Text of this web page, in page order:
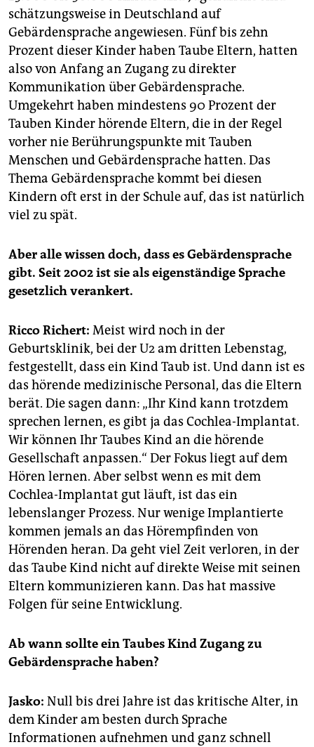
schätzungsweise in Deutschland auf
Gebärdensprache angewiesen. Fünf bis zehn
Prozent dieser Kinder haben Taube Eltern, hatten
also von Anfang an Zugang zu direkter
Kommunikation über Gebärdensprache.
Umgekehrt haben mindestens 90 Prozent der
Tauben Kinder hörende Eltern, die in der Regel
vorher nie Berührungspunkte mit Tauben
Menschen und Gebärdensprache hatten. Das
Thema Gebärdensprache kommt bei diesen
Kindern oft erst in der Schule auf, das ist natürlich
viel zu spät.
Aber alle wissen doch, dass es Gebärdensprache
gibt. Seit 2002 ist sie als eigenständige Sprache
gesetzlich verankert.
Ricco Richert: Meist wird noch in der
Geburtsklinik, bei der U2 am dritten Lebenstag,
festgestellt, dass ein Kind Taub ist. Und dann ist es
das hörende medizinische Personal, das die Eltern
berät. Die sagen dann: „Ihr Kind kann trotzdem
sprechen lernen, es gibt ja das Cochlea-Implantat.
Wir können Ihr Taubes Kind an die hörende
Gesellschaft anpassen.“ Der Fokus liegt auf dem
Hören lernen. Aber selbst wenn es mit dem
Cochlea-Implantat gut läuft, ist das ein
lebenslanger Prozess. Nur wenige Implantierte
kommen jemals an das Hörempfinden von
Hörenden heran. Da geht viel Zeit verloren, in der
das Taube Kind nicht auf direkte Weise mit seinen
Eltern kommunizieren kann. Das hat massive
Folgen für seine Entwicklung.
Ab wann sollte ein Taubes Kind Zugang zu
Gebärdensprache haben?
Jasko: Null bis drei Jahre ist das kritische Alter, in
dem Kinder am besten durch Sprache
Informationen aufnehmen und ganz schnell